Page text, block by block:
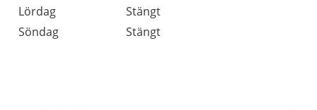
Lördag
Stängt
Söndag
Stängt